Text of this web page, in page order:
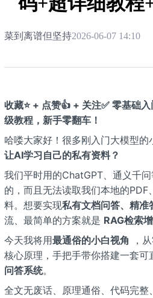
菜到离谱但坚持2026-06-07 14:10
收藏⭐ + 点赞👍 + 关注✅ 零基础
级教程，新手零翻车！
哈喽大家好！很多刚入门大模型的
让AI学习自己的私有资料？
我们平时用的ChatGPT、通义千
的，而且无法读取我们本地的
料。想要实现私有文档问答、精准
流、最简单的方案就是 RAG检索
今天我将用最通俗的小白视角 ，
核心原理，手把手带你搭建一套可
问答系统。
全文无废话、原理通俗、代码完